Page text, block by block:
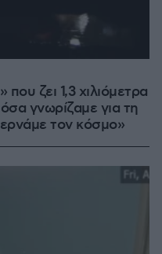
ζει 1,3 χιλιόμετρα
γνωρίζαμε για τη
τον κόσμο»